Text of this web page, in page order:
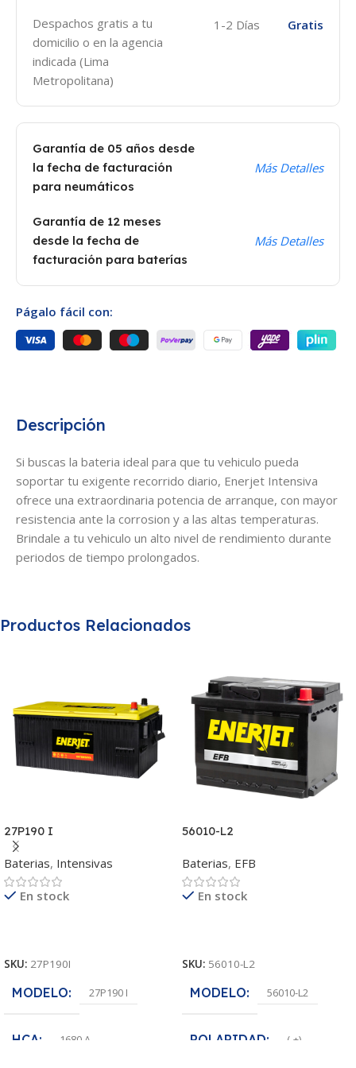
Descripción
Si buscas la bateria ideal para que tu vehiculo pueda
soportar tu exigente recorrido diario, Enerjet Intensiva
ofrece una extraordinaria potencia de arranque, con mayor
resistencia ante la corrosion y a las altas temperaturas.
Brindale a tu vehiculo un alto nivel de rendimiento durante
periodos de tiempo prolongados.
Despachos gratis a tu
domicilio o en la agencia
indicada (Lima
Metropolitana)
1-2 Días Gratis
Garantía de 05 años desde
la fecha de facturación
para neumáticos
Más Detalles
Garantía de 12 meses
desde la fecha de
facturación para baterías
Más Detalles
Págalo fácil con:
Productos Relacionados
27P190 I
Baterias, Intensivas
En stock
SKU: 27P190I
MODELO 27P190 I
HCA 1680 A
56010-L2
Baterias, EFB
En stock
SKU: 56010-L2
MODELO 56010-L2
POLARIDAD (-+)